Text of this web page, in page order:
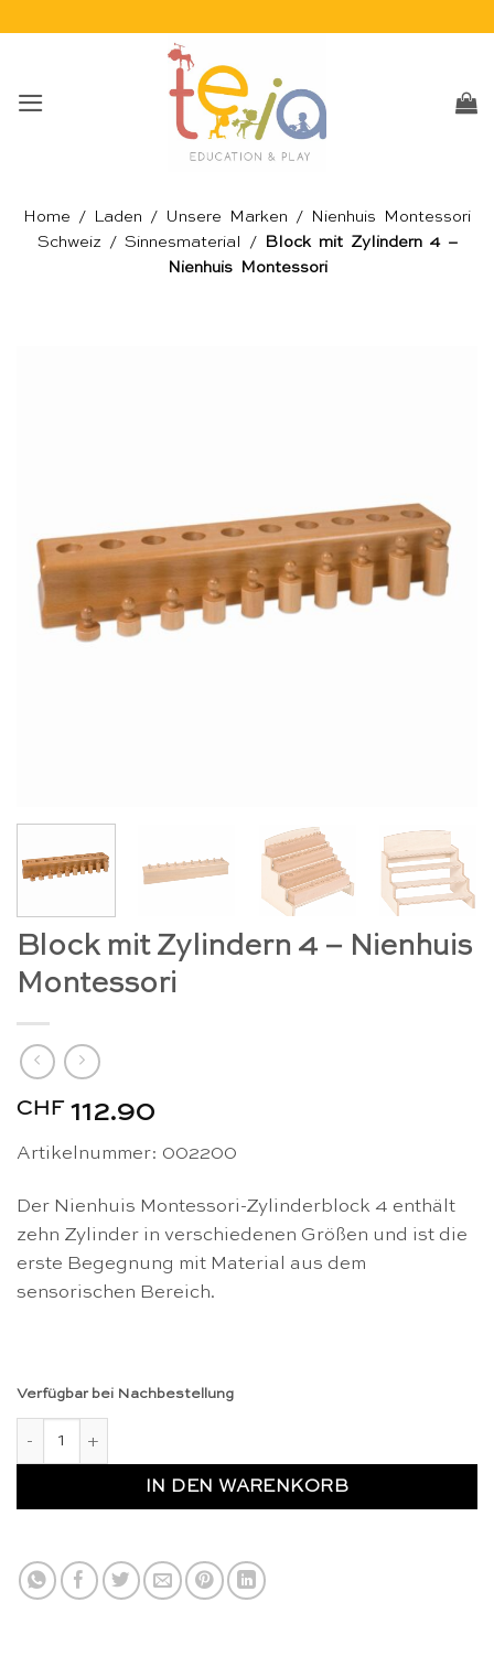
Home / Laden / Unsere Marken /
Nienhuis Montessori
Schweiz / Sinnesmaterial /
Block mit Zylindern 4 –
Nienhuis Montessori
Block mit Zylindern 4 – Nienhuis
Montessori
CHF 112.90
Artikelnummer: 002200
Der Nienhuis Montessori-Zylinderblock 4 enthält
zehn Zylinder in verschiedenen Größen und ist die
erste Begegnung mit Material aus dem
sensorischen Bereich.
Verfügbar bei Nachbestellung
IN DEN WARENKORB